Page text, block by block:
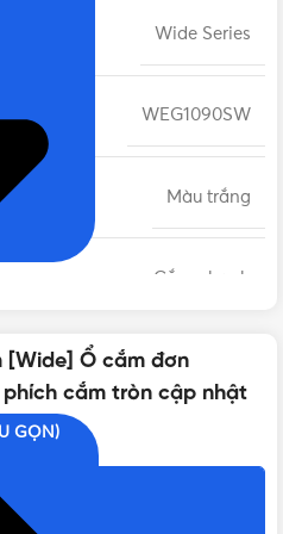
Wide Series
WEG1090SW
Màu trắng
Cắm nhanh
Chữ nhật
[Wide] Ổ cắm đơn
phích cắm tròn cập nhật
GỌN)